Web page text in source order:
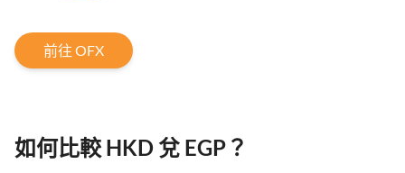
前往 OFX
如何比較 HKD 兌 EGP？